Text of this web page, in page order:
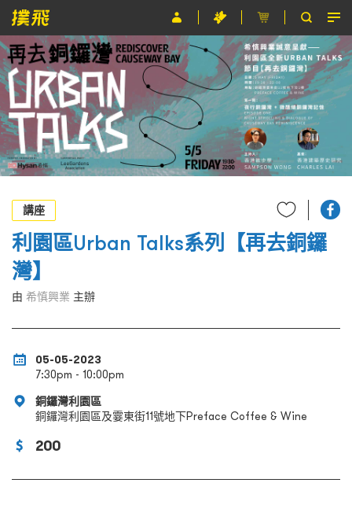
節目
主辦單位
關於撲飛
條款及細則
EN
講座
利園區Urban Talks系列【再去銅鑼
灣】
由 希慎興業 主辦
05-05-2023
7:30pm - 10:00pm
銅鑼灣利園區
銅鑼灣利園區及霎東街11號地下Preface Coffee & Wine
200